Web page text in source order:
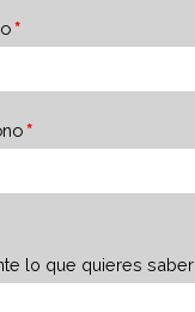
lo que quieres saber